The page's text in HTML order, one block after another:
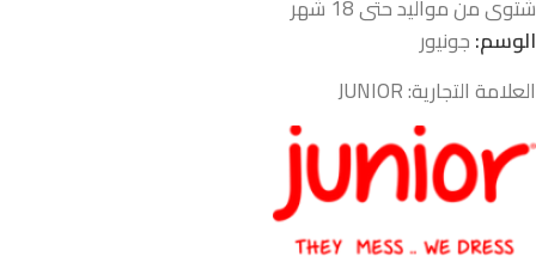
شتوى من مواليد حتى 18 شهر
الوسم:جونيور
العلامة التجارية:JUNIOR